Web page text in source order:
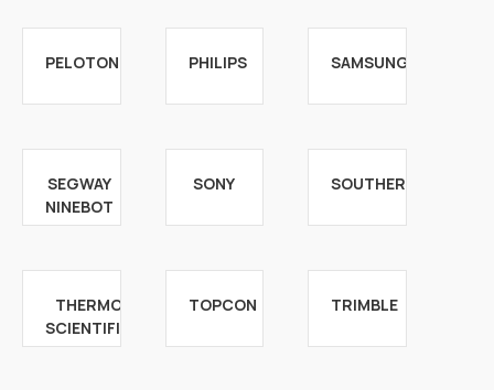
PELOTON PHILIPS SAMSUNG
SEGWAY
NINEBOT
SONY SOUTHERN
THERMO
SCIENTIFIC
TOPCON TRIMBLE